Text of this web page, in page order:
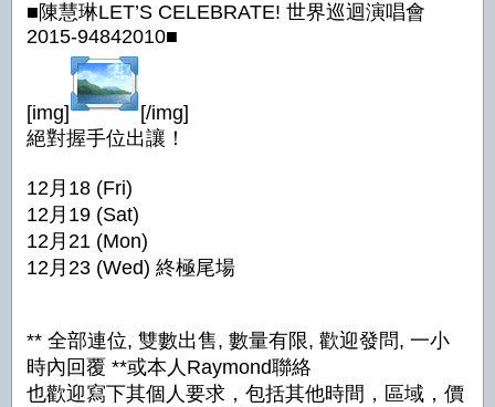
■陳慧琳LET’S CELEBRATE! 世界巡迴演唱會
2015-94842010■
[img]
[/img]
絕對握手位出讓！
12月18 (Fri)
12月19 (Sat)
12月21 (Mon)
12月23 (Wed) 終極尾場
** 全部連位, 雙數出售, 數量有限, 歡迎發問, 一小
時內回覆 **或本人Raymond聯絡
也歡迎寫下其個人要求，包括其他時間，區域，價